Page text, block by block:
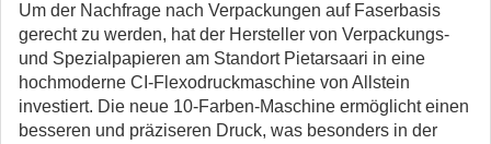
Um der Nachfrage nach Verpackungen auf Faserbasis
gerecht zu werden, hat der Hersteller von Verpackungs-
und Spezialpapieren am Standort Pietarsaari in eine
hochmoderne CI-Flexodruckmaschine von Allstein
investiert. Die neue 10-Farben-Maschine ermöglicht einen
besseren und präziseren Druck, was besonders in der